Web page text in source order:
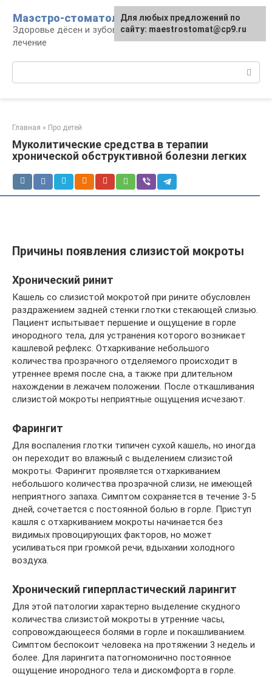
контенту
Маэстро-стоматолог
Здоровье дёсен и зубов, диагностика и
лечение
Главная » Про детей
Муколитические средства в терапии
хронической обструктивной болезни легких
Причины появления слизистой мокроты
Хронический ринит
Кашель со слизистой мокротой при рините обусловлен
раздражением задней стенки глотки стекающей слизью.
Пациент испытывает першение и ощущение в горле
инородного тела, для устранения которого возникает
кашлевой рефлекс. Отхаркивание небольшого
количества прозрачного отделяемого происходит в
утреннее время после сна, а также при длительном
нахождении в лежачем положении. После откашливания
слизистой мокроты неприятные ощущения исчезают.
Фарингит
Для воспаления глотки типичен сухой кашель, но иногда
он переходит во влажный с выделением слизистой
мокроты. Фарингит проявляется отхаркиванием
небольшого количества прозрачной слизи, не имеющей
неприятного запаха. Симптом сохраняется в течение 3-5
дней, сочетается с постоянной болью в горле. Приступ
кашля с отхаркиванием мокроты начинается без
видимых провоцирующих факторов, но может
усиливаться при громкой речи, вдыхании холодного
воздуха.
Хронический гиперпластический ларингит
Для этой патологии характерно выделение скудного
количества слизистой мокроты в утренние часы,
сопровождающееся болями в горле и покашливанием.
Симптом беспокоит человека на протяжении 3 недель и
более. Для ларингита патогномонично постоянное
ощущение инородного тела и дискомфорта в горле.
Для любых предложений по
сайту: maestrostomat@cp9.ru